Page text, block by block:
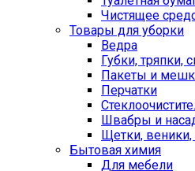
Чистящее
Товары для уборки
Ведра
Губки, тряпки,
Пакеты и
Перчатки
Швабры и
Щетки,
Бытовая химия
Для мебели